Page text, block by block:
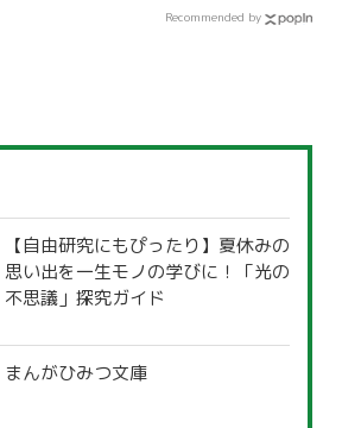
Recommended by
【自由研究にもぴったり】夏休みの
思い出を一生モノの学びに！「光の
不思議」探究ガイド
まんがひみつ文庫